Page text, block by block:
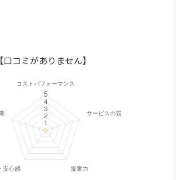
【口コミがありません】